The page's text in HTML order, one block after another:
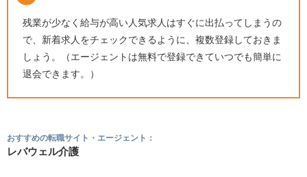
残業が少なく給与が高い人気求人はすぐに出払ってしまうの
で、新着求人をチェックできるように、複数登録しておきま
しょう。（エージェントは無料で登録できていつでも簡単に
退会できます。）
おすすめの転職サイト・エージェント：
レバウェル介護